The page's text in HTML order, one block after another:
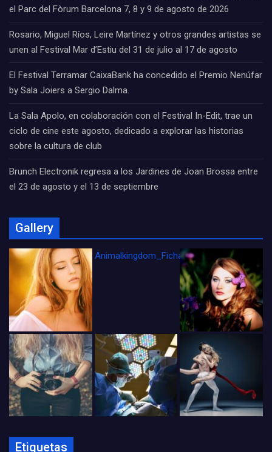
el Parc del Fòrum Barcelona 7, 8 y 9 de agosto de 2026
Rosario, Miguel Ríos, Leire Martínez y otros grandes artistas se
unen al Festival Mar d’Estiu del 31 de julio al 17 de agosto
El Festival Terramar CaixaBank ha concedido el Premio Nenúfar
by Sala Joiers a Sergio Dalma.
La Sala Apolo, en colaboración con el Festival In-Edit, trae un
ciclo de cine este agosto, dedicado a explorar las historias
sobre la cultura de club
Brunch Electronik regresa a los Jardines de Joan Brossa entre
el 23 de agosto y el 13 de septiembre
Gallery
Animalkingdom_FichaCine
Etiquetas